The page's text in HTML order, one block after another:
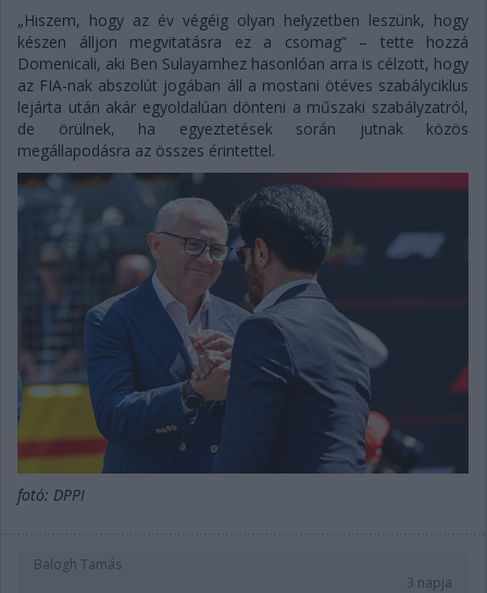
„Hiszem, hogy az év végéig olyan helyzetben leszünk, hogy
készen álljon megvitatásra ez a csomag” – tette hozzá
Domenicali, aki Ben Sulayamhez hasonlóan arra is célzott, hogy
az FIA-nak abszolút jogában áll a mostani ötéves szabályciklus
lejárta után akár egyoldalúan dönteni a műszaki szabályzatról,
de örülnek, ha egyeztetések során jutnak közös
megállapodásra az összes érintettel.
fotó: DPPI
Balogh Tamás
3 napja